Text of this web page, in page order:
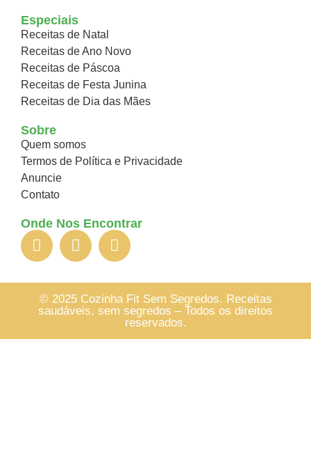
Especiais
Receitas de Natal
Receitas de Ano Novo
Receitas de Páscoa
Receitas de Festa Junina
Receitas de Dia das Mães
Sobre
Quem somos
Termos de Política e Privacidade
Anuncie
Contato
Onde Nos Encontrar
© 2025 Cozinha Fit Sem Segredos. Receitas
saudáveis, sem segredos – Todos os direitos
reservados.